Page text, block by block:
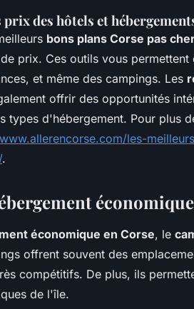
des hôtels et
bons plans Corse pas
prix. Ces outils vous
et même des campings. Les
offrir des opportunités
types d'hébergement. Pour plus
les-
.
économique en Corse, le
offrent souvent des
compétitifs. De plus, ils
de l'île.